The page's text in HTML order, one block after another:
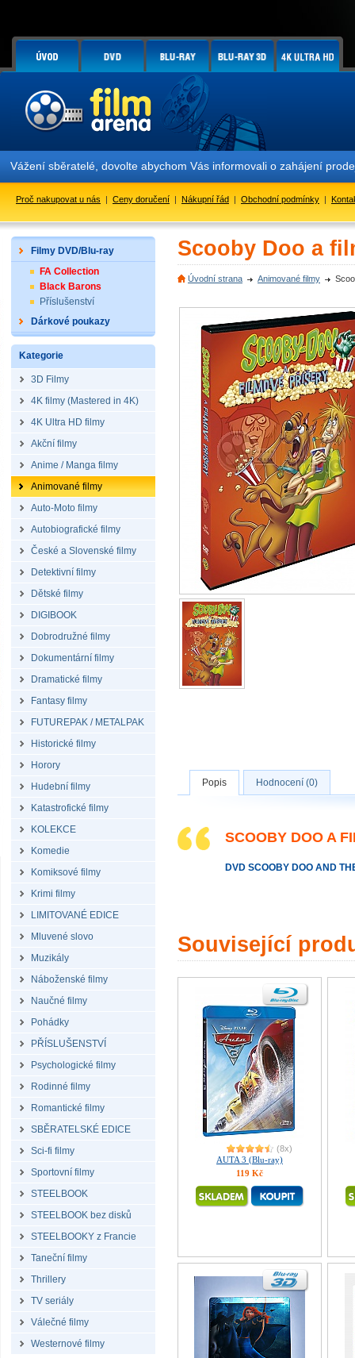
Vážení sběratelé, dovolte abychom Vás informovali o zahájení
Proč nakupovat u nás | Ceny doručení | Nákupní řád | Obchodní podmínky |
Filmy DVD/Blu-ray
FA Collection
Black Barons
Příslušenství
Dárkové poukazy
Kategorie
3D Filmy
4K filmy (Mastered in 4K)
4K Ultra HD filmy
Akční filmy
Anime / Manga filmy
Animované filmy
Auto-Moto filmy
Autobiografické filmy
České a Slovenské filmy
Detektivní filmy
Dětské filmy
DIGIBOOK
Dobrodružné filmy
Dokumentární filmy
Dramatické filmy
Fantasy filmy
FUTUREPAK / METALPAK
Historické filmy
Horory
Hudební filmy
Katastrofické filmy
KOLEKCE
Komedie
Komiksové filmy
Krimi filmy
LIMITOVANÉ EDICE
Mluvené slovo
Muzikály
Náboženské filmy
Naučné filmy
Pohádky
PŘÍSLUŠENSTVÍ
Psychologické filmy
Rodinné filmy
Romantické filmy
SBĚRATELSKÉ EDICE
Sci-fi filmy
Sportovní filmy
STEELBOOK
STEELBOOK bez disků
STEELBOOKY z Francie
Taneční filmy
Thrillery
TV seriály
Válečné filmy
Westernové filmy
Scooby Doo a
Úvodní strana Animované filmy
Popis Hodnocení (0)
SCOOBY DOO A
DVD SCOOBY DOO AND
Související
(8x)
AUTA 3 (Blu-ray)
119 Kč